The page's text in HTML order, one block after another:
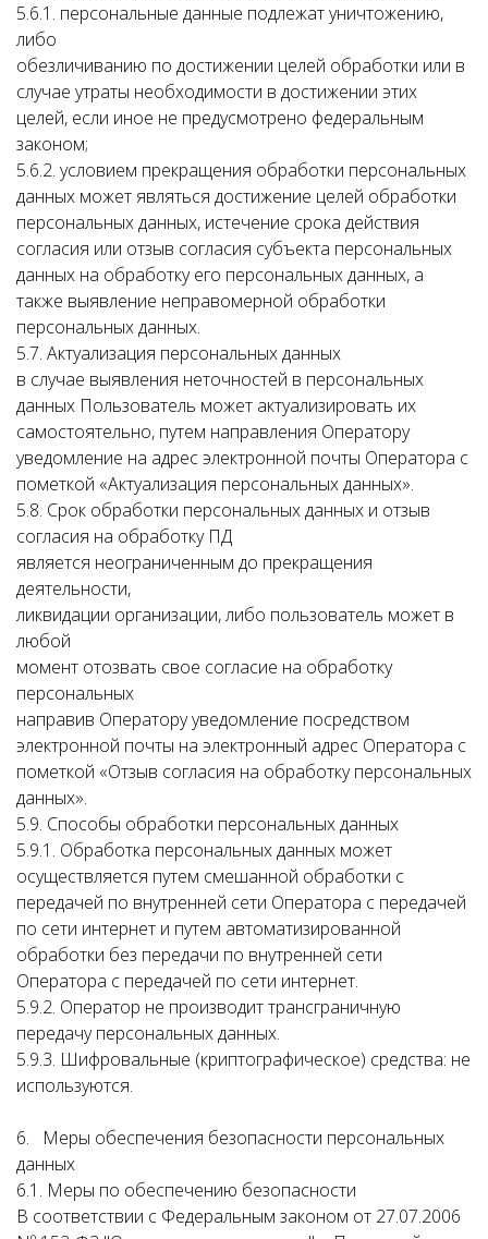
5.6.1. персональные данные подлежат уничтожению,
либо
обезличиванию по достижении целей обработки или в
случае утраты необходимости в достижении этих
целей, если иное не предусмотрено федеральным
законом;
5.6.2. условием прекращения обработки персональных
данных может являться достижение целей обработки
персональных данных, истечение срока действия
согласия или отзыв согласия субъекта персональных
данных на обработку его персональных данных, а
также выявление неправомерной обработки
персональных данных.
5.7. Актуализация персональных данных
в случае выявления неточностей в персональных
данных Пользователь может актуализировать их
самостоятельно, путем направления Оператору
уведомление на адрес электронной почты Оператора с
пометкой «Актуализация персональных данных».
5.8. Срок обработки персональных данных и отзыв
согласия на обработку ПД
является неограниченным до прекращения
деятельности,
ликвидации организации, либо пользователь может в
любой
момент отозвать свое согласие на обработку
персональных
направив Оператору уведомление посредством
электронной почты на электронный адрес Оператора с
пометкой «Отзыв согласия на обработку персональных
данных».
5.9. Способы обработки персональных данных
5.9.1. Обработка персональных данных может
осуществляется путем смешанной обработки с
передачей по внутренней сети Оператора с передачей
по сети интернет и путем автоматизированной
обработки без передачи по внутренней сети
Оператора с передачей по сети интернет.
5.9.2. Оператор не производит трансграничную
передачу персональных данных.
5.9.3. Шифровальные (криптографическое) средства: не
используются.
6. Меры обеспечения безопасности персональных
данных
6.1. Меры по обеспечению безопасности
В соответствии с Федеральным законом от 27.07.2006